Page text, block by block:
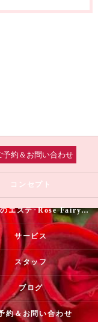
予約＆お問い合わせ
コンセプト
那須塩原のエステ･Rose Fairyの評判
サービス
スタッフ
ブログ
約＆お問い合わせ